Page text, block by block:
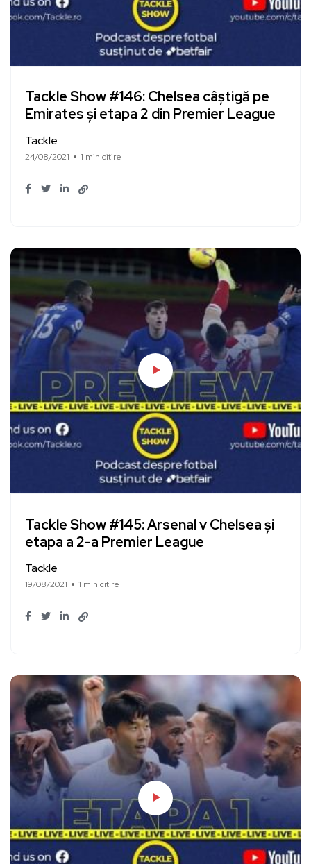
Tackle Show #146: Chelsea câștigă pe
Emirates și etapa 2 din Premier League
Tackle
24/08/2021 1 min citire
Tackle Show #145: Arsenal v Chelsea și
etapa a 2-a Premier League
Tackle
19/08/2021 1 min citire